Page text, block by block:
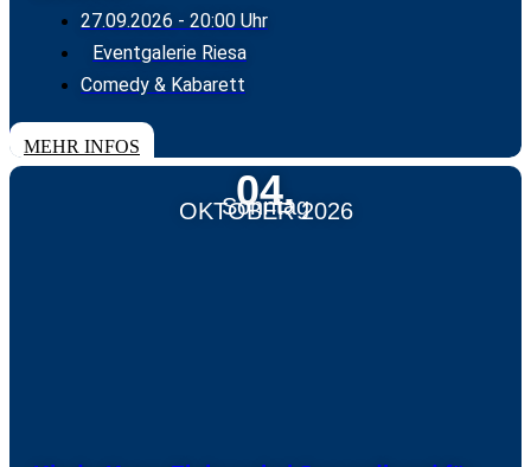
27.09.2026 - 20:00 Uhr
Eventgalerie Riesa
Comedy & Kabarett
TICKETS
MEHR INFOS
04.
OKTOBER 2026
Sonntag